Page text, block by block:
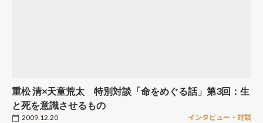
重松 清×天童荒太 特別対談「命をめぐる話」第3回：生
と死を意識させるもの
2009.12.20 インタビュー・対談